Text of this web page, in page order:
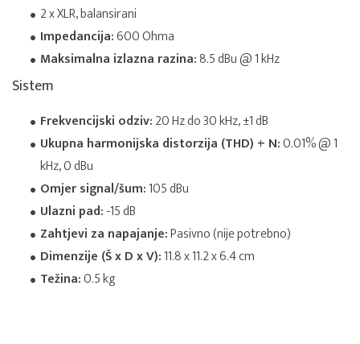
2 x XLR, balansirani
Impedancija:600 Ohma
Maksimalna izlazna razina:8.5 dBu @ 1 kHz
Sistem
Frekvencijski odziv:20 Hz do 30 kHz, ±1 dB
Ukupna harmonijska distorzija (THD) + N:0.01% @ 1
kHz, 0 dBu
Omjer signal/šum:105 dBu
Ulazni pad:-15 dB
Zahtjevi za napajanje:Pasivno (nije potrebno)
Dimenzije (Š x D x V):11.8 x 11.2 x 6.4 cm
Težina:0.5 kg